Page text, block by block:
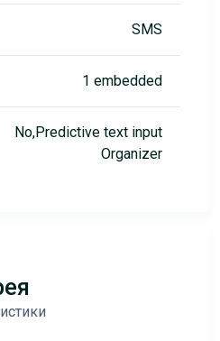
SMS
1 embedded
No,Predictive text input
Organizer